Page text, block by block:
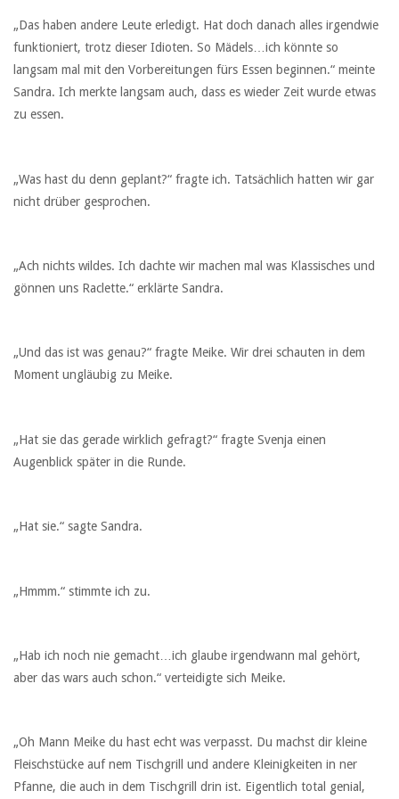
„Das haben andere Leute erledigt. Hat doch danach alles irgendwie
funktioniert, trotz dieser Idioten. So Mädels…ich könnte so
langsam mal mit den Vorbereitungen fürs Essen beginnen.“ meinte
Sandra. Ich merkte langsam auch, dass es wieder Zeit wurde etwas
zu essen.
„Was hast du denn geplant?“ fragte ich. Tatsächlich hatten wir gar
nicht drüber gesprochen.
„Ach nichts wildes. Ich dachte wir machen mal was Klassisches und
gönnen uns Raclette.“ erklärte Sandra.
„Und das ist was genau?“ fragte Meike. Wir drei schauten in dem
Moment ungläubig zu Meike.
„Hat sie das gerade wirklich gefragt?“ fragte Svenja einen
Augenblick später in die Runde.
„Hat sie.“ sagte Sandra.
„Hmmm.“ stimmte ich zu.
„Hab ich noch nie gemacht…ich glaube irgendwann mal gehört,
aber das wars auch schon.“ verteidigte sich Meike.
„Oh Mann Meike du hast echt was verpasst. Du machst dir kleine
Fleischstücke auf nem Tischgrill und andere Kleinigkeiten in ner
Pfanne, die auch in dem Tischgrill drin ist. Eigentlich total genial,